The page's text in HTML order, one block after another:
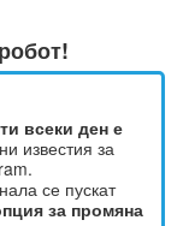
всеки ден е
известия за
се пускат
за промяна